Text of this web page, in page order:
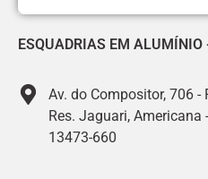
ESQUADRIAS EM ALUMÍNIO
Av. do Compositor, 706 -
Res. Jaguari, Americana -
13473-660